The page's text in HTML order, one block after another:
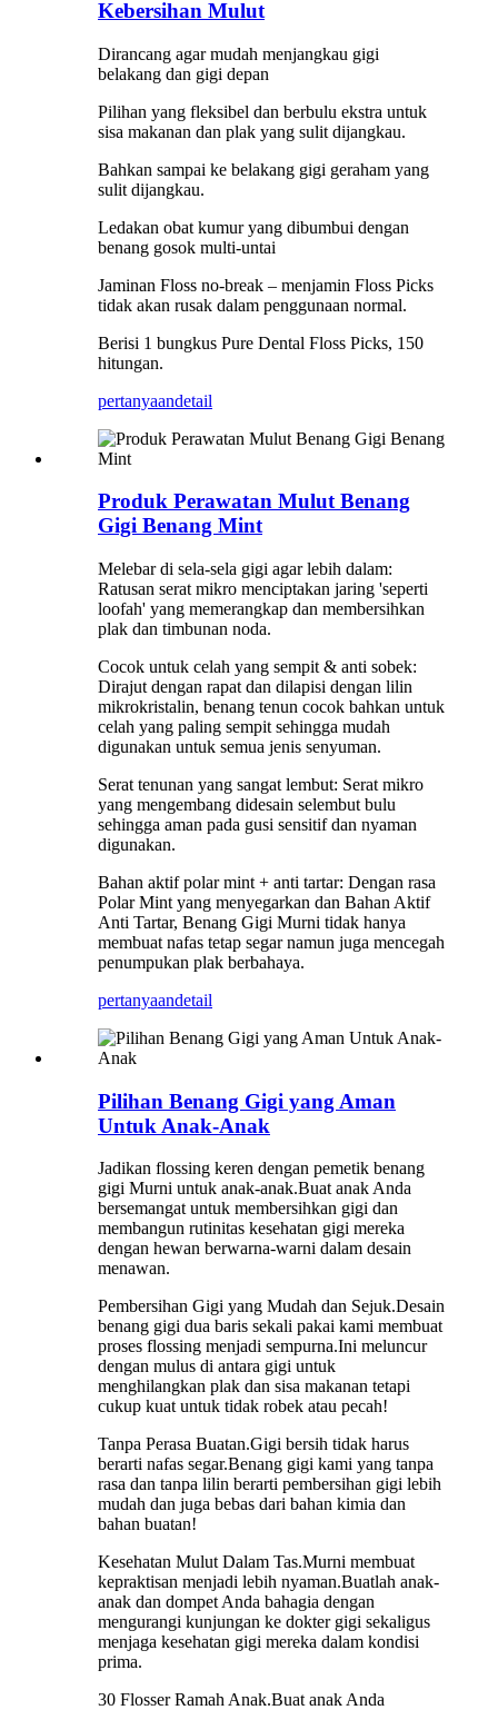
Kebersihan Mulut
Dirancang agar mudah menjangkau gigi
belakang dan gigi depan
Pilihan yang fleksibel dan berbulu ekstra untuk
sisa makanan dan plak yang sulit dijangkau.
Bahkan sampai ke belakang gigi geraham yang
sulit dijangkau.
Ledakan obat kumur yang dibumbui dengan
benang gosok multi-untai
Jaminan Floss no-break – menjamin Floss Picks
tidak akan rusak dalam penggunaan normal.
Berisi 1 bungkus Pure Dental Floss Picks, 150
hitungan.
pertanyaandetail
Produk Perawatan Mulut Benang
Gigi Benang Mint
Melebar di sela-sela gigi agar lebih dalam:
Ratusan serat mikro menciptakan jaring 'seperti
loofah' yang memerangkap dan membersihkan
plak dan timbunan noda.
Cocok untuk celah yang sempit & anti sobek:
Dirajut dengan rapat dan dilapisi dengan lilin
mikrokristalin, benang tenun cocok bahkan untuk
celah yang paling sempit sehingga mudah
digunakan untuk semua jenis senyuman.
Serat tenunan yang sangat lembut: Serat mikro
yang mengembang didesain selembut bulu
sehingga aman pada gusi sensitif dan nyaman
digunakan.
Bahan aktif polar mint + anti tartar: Dengan rasa
Polar Mint yang menyegarkan dan Bahan Aktif
Anti Tartar, Benang Gigi Murni tidak hanya
membuat nafas tetap segar namun juga mencegah
penumpukan plak berbahaya.
pertanyaandetail
Pilihan Benang Gigi yang Aman
Untuk Anak-Anak
Jadikan flossing keren dengan pemetik benang
gigi Murni untuk anak-anak.Buat anak Anda
bersemangat untuk membersihkan gigi dan
membangun rutinitas kesehatan gigi mereka
dengan hewan berwarna-warni dalam desain
menawan.
Pembersihan Gigi yang Mudah dan Sejuk.Desain
benang gigi dua baris sekali pakai kami membuat
proses flossing menjadi sempurna.Ini meluncur
dengan mulus di antara gigi untuk
menghilangkan plak dan sisa makanan tetapi
cukup kuat untuk tidak robek atau pecah!
Tanpa Perasa Buatan.Gigi bersih tidak harus
berarti nafas segar.Benang gigi kami yang tanpa
rasa dan tanpa lilin berarti pembersihan gigi lebih
mudah dan juga bebas dari bahan kimia dan
bahan buatan!
Kesehatan Mulut Dalam Tas.Murni membuat
kepraktisan menjadi lebih nyaman.Buatlah anak-
anak dan dompet Anda bahagia dengan
mengurangi kunjungan ke dokter gigi sekaligus
menjaga kesehatan gigi mereka dalam kondisi
prima.
30 Flosser Ramah Anak.Buat anak Anda